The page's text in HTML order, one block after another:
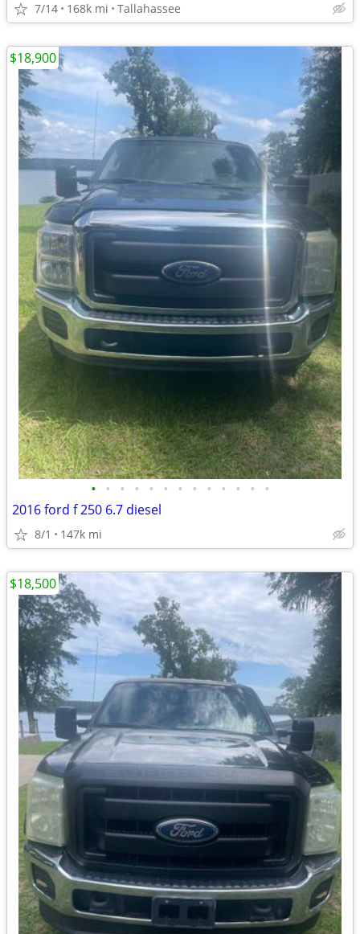
7/14 168k mi Tallahassee
• • • • • • • • • • • • •
2016 ford f 250 6.7 diesel
8/1 147k mi
$18,900
$18,500